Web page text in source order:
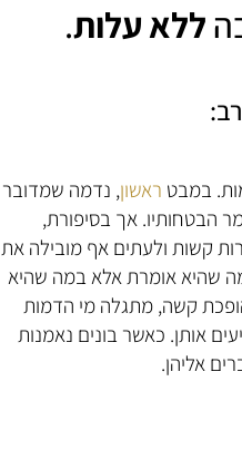
ללא עלות.
במבט ראשון, נדמה שמדובר
הבטחותיו. אך בסיפורת,
קשות ולעתים אף מובילה את
שהיא אומרת אלא במה שהיא
קשה, מתגלה מי הדמות
אותן. כאשר בונים נאמנות
אליהן.